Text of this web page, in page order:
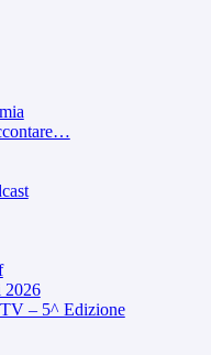
2026
– 5^ Edizione